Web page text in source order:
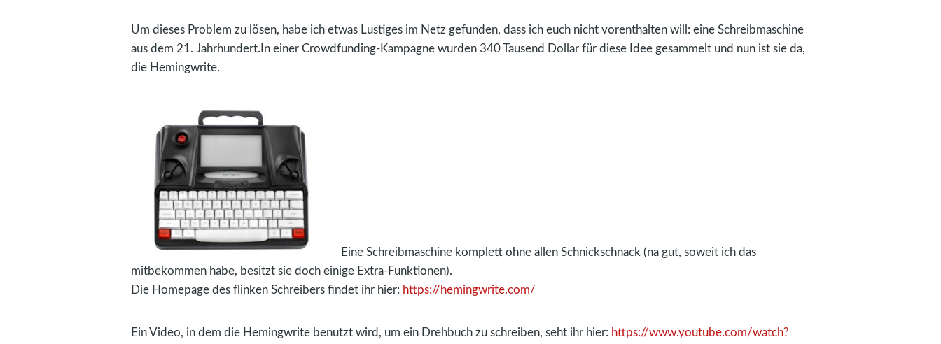
Um dieses Problem zu lösen, habe ich etwas Lustiges im Netz gefunden, dass ich euch nicht vorenthalten will: eine Schreibmaschine
aus dem 21. Jahrhundert.In einer Crowdfunding-Kampagne wurden 340 Tausend Dollar für diese Idee gesammelt und nun ist sie da,
die Hemingwrite.
Eine Schreibmaschine komplett ohne allen Schnickschnack (na gut, soweit ich das
mitbekommen habe, besitzt sie doch einige Extra-Funktionen).
Die Homepage des flinken Schreibers findet ihr hier: https://hemingwrite.com/
Ein Video, in dem die Hemingwrite benutzt wird, um ein Drehbuch zu schreiben, seht ihr hier: https://www.youtube.com/watch?